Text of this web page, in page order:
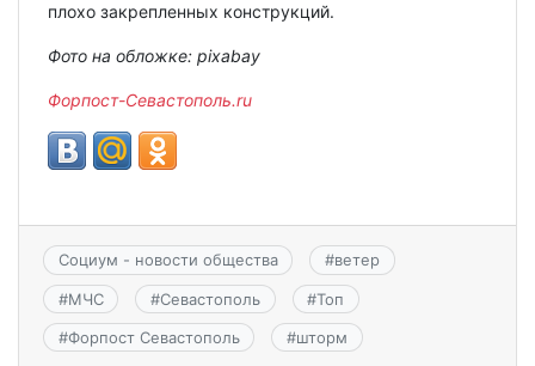
плохо закрепленных конструкций.
Фото на обложке: pixabay
Форпост-Севастополь.ru
Социум - новости общества #ветер
#МЧС #Севастополь #Топ
#Форпост Севастополь #шторм